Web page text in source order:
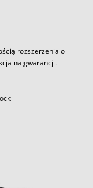
rozszerzenia o
na gwarancji.